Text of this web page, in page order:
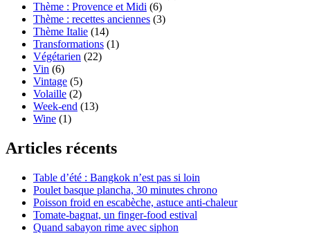
Thème : Provence et Midi (6)
Thème : recettes anciennes (3)
Thème Italie (14)
Transformations (1)
Végétarien (22)
Vin (6)
Vintage (5)
Volaille (2)
Week-end (13)
Wine (1)
Articles récents
Table d’été : Bangkok n’est pas si loin
Poulet basque plancha, 30 minutes chrono
Poisson froid en escabèche, astuce anti-chaleur
Tomate-bagnat, un finger-food estival
Quand sabayon rime avec siphon